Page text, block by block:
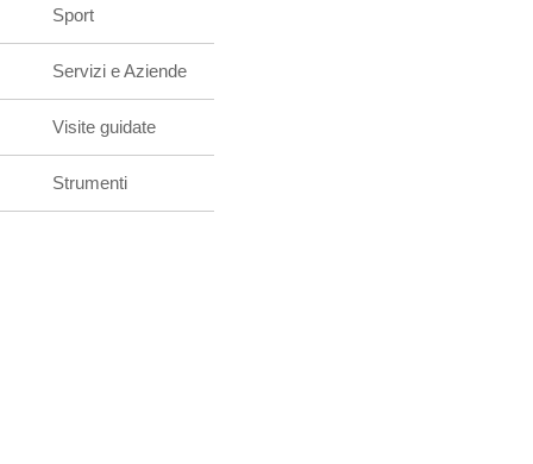
Sport
Servizi e Aziende
Visite guidate
Strumenti